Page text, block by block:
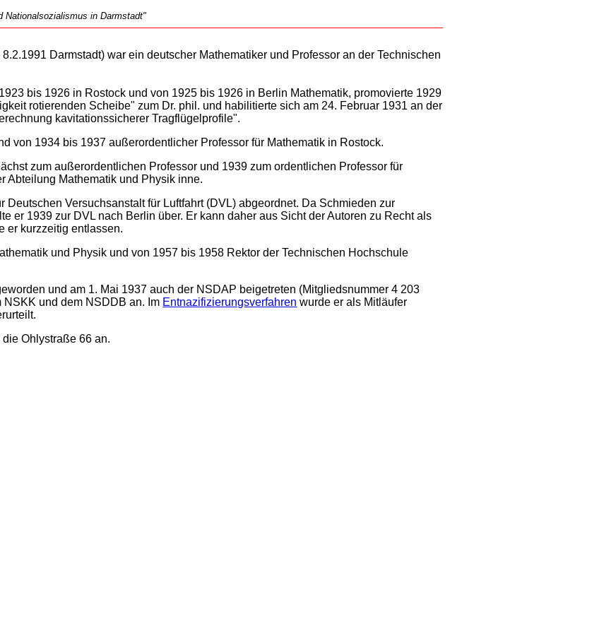
Nationalsozialismus in Darmstadt"
Darmstadt) war ein deutscher Mathematiker und Professor an der Technischen
bis 1926 in Rostock und von 1925 bis 1926 in Berlin Mathematik, promovierte 1929
rotierenden Scheibe" zum Dr. phil. und habilitierte sich am 24. Februar 1931 an der
kavitationssicherer Tragflügelprofile".
von 1934 bis 1937 außerordentlicher Professor für Mathematik in Rostock.
zum außerordentlichen Professor und 1939 zum ordentlichen Professor für
Abteilung Mathematik und Physik inne.
Versuchsanstalt für Luftfahrt (DVL) abgeordnet. Da Schmieden zur
er 1939 zur DVL nach Berlin über. Er kann daher aus Sicht der Autoren zu Recht als
er kurzzeitig entlassen.
und Physik und von 1957 bis 1958 Rektor der Technischen Hochschule
und am 1. Mai 1937 auch der NSDAP beigetreten (Mitgliedsnummer 4 203
NSKK und dem NSDDB an. Im Entnazifizierungsverfahren wurde er als Mitläufer
Ohlystraße 66 an.